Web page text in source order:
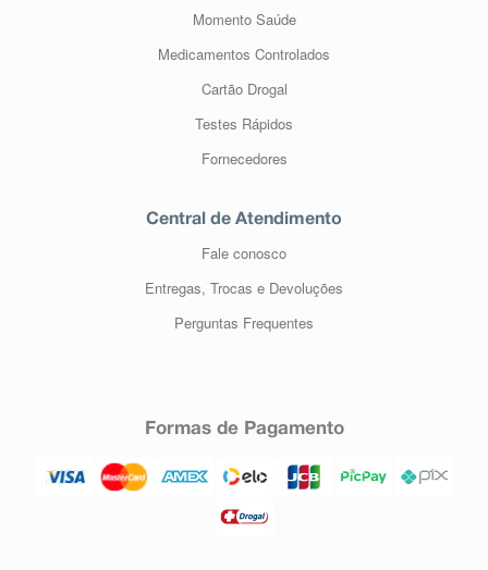
Momento Saúde
Medicamentos Controlados
Cartão Drogal
Testes Rápidos
Fornecedores
Central de Atendimento
Fale conosco
Entregas, Trocas e Devoluções
Perguntas Frequentes
Formas de Pagamento